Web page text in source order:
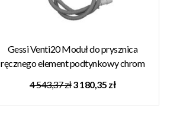
Gessi Venti20 Moduł do prysznica
ręcznego element podtynkowy chrom
4 543,37 zł3 180,35 zł